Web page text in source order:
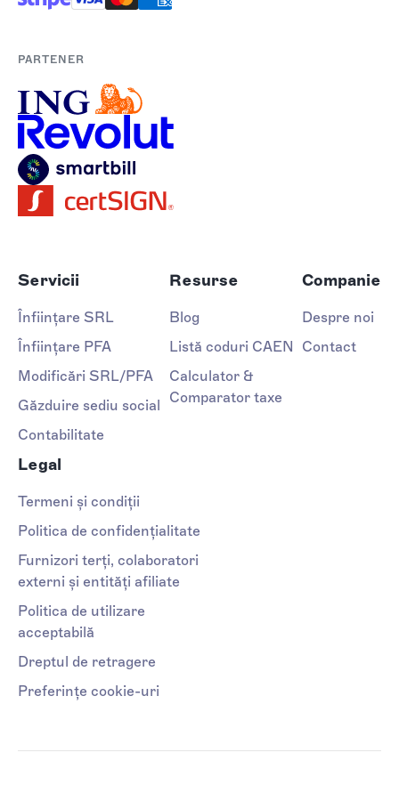
PARTENER
Servicii
Înființare SRL
Înființare PFA
Modificări SRL/PFA
Găzduire sediu social
Contabilitate
Resurse
Blog
Listă coduri CAEN
Calculator &
Comparator taxe
Companie
Despre noi
Contact
Legal
Termeni și condiții
Politica de confidențialitate
Furnizori terți, colaboratori
externi și entități afiliate
Politica de utilizare
acceptabilă
Dreptul de retragere
Preferințe cookie-uri